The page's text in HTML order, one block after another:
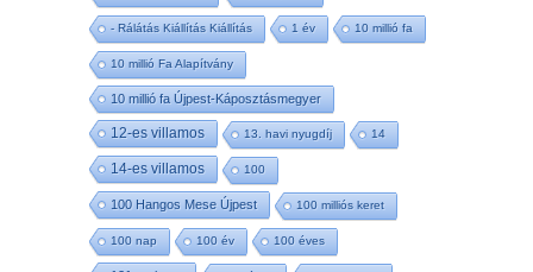
- Rálátás Kiállítás Kiállítás 1 év 10 millió fa
10 millió Fa Alapítvány
10 millió fa Újpest-Káposztásmegyer
12-es villamos 13. havi nyugdíj 14
14-es villamos 100
100 Hangos Mese Újpest 100 milliós keret
100 nap 100 év 100 éves